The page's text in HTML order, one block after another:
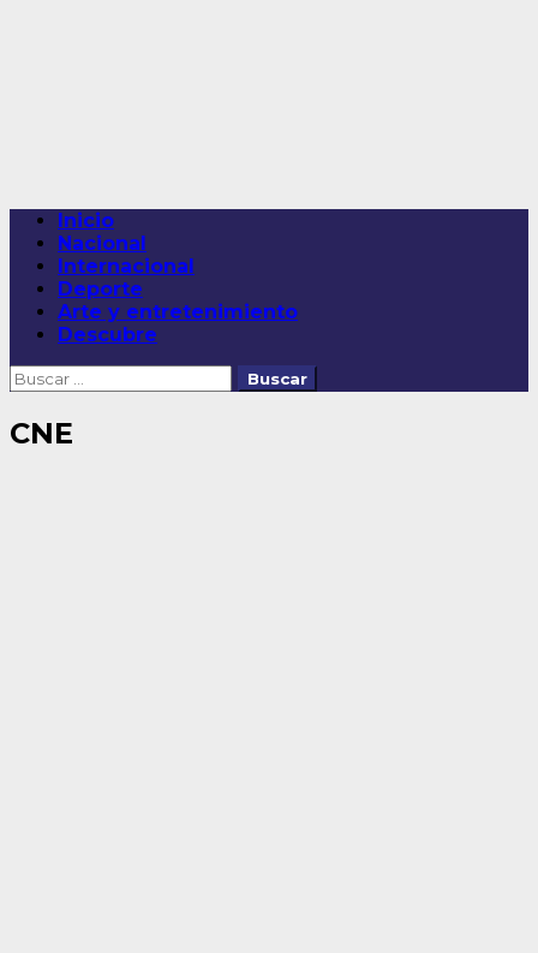
Menú
principal
Inicio
Nacional
Internacional
Deporte
Arte y entretenimiento
Descubre
Buscar:
CNE